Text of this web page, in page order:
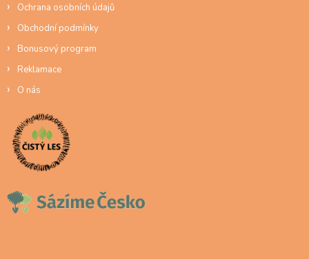
Ochrana osobních údajů
Obchodní podmínky
Bonusový program
Reklamace
O nás